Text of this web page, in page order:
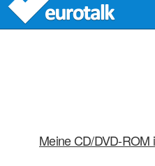
Meine CD/DVD-ROM